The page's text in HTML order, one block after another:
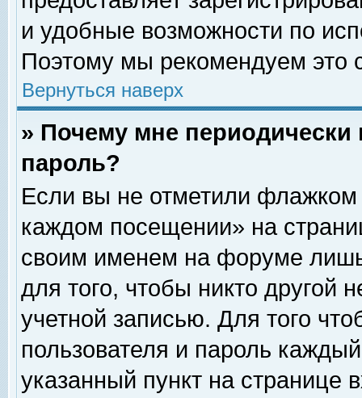
и удобные возможности по
Поэтому мы рекомендуем это
Вернуться наверх
» Почему мне
пароль?
Если вы не отметили флажком
каждом посещении» на
своим именем на форуме
для того, чтобы никто другой
учетной записью. Для того
пользователя и пароль
указанный пункт на